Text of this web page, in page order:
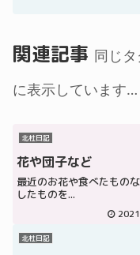
関連記事 同じ
に表示しています…
北杜日記
花や団子など
最近のお花や食べたもの
したものを...
北杜日記